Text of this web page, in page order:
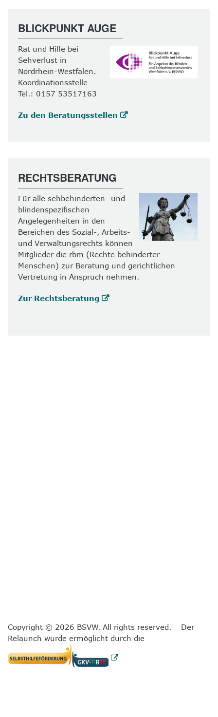
BLICKPUNKT AUGE
Rat und Hilfe bei
Sehverlust in
Nordrhein-Westfalen.
Koordinationsstelle
Tel.: 0157 53517163
Zu den Beratungsstellen
RECHTSBERATUNG
Für alle sehbehinderten- und
blindenspezifischen
Angelegenheiten in den
Bereichen des Sozial-, Arbeits-
und Verwaltungsrechts können
Mitglieder die rbm (Rechte behinderter
Menschen) zur Beratung und gerichtlichen
Vertretung in Anspruch nehmen.
Zur Rechtsberatung
Copyright © 2026 BSVW. All rights reserved. Der
Relaunch wurde ermöglicht durch die